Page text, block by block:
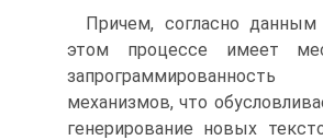
Причем, согласно
этом процессе имеет
механизмов, что
генерирование новых